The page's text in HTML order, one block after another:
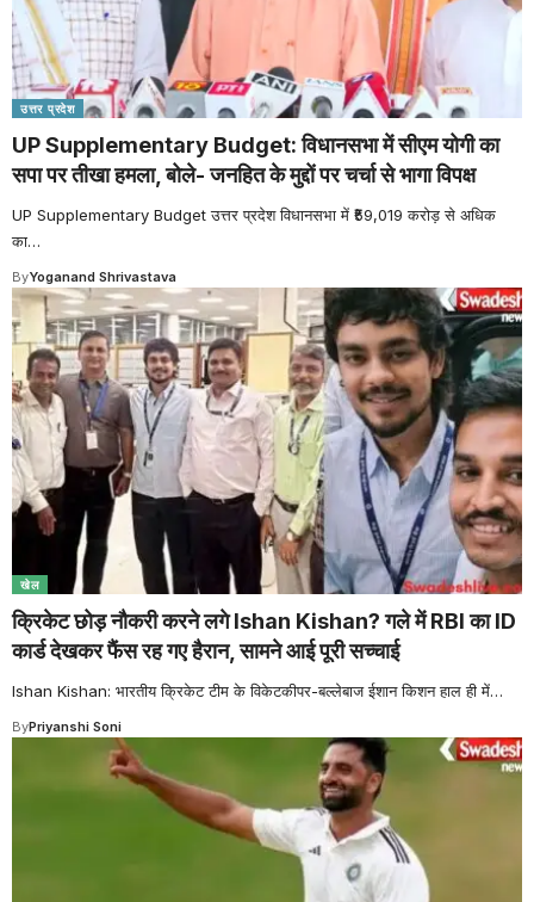
उत्तर प्रदेश
UP Supplementary Budget: विधानसभा में सीएम योगी का
सपा पर तीखा हमला, बोले- जनहित के मुद्दों पर चर्चा से भागा विपक्ष
UP Supplementary Budget उत्तर प्रदेश विधानसभा में ₹59,019 करोड़ से अधिक
का…
ByYoganand Shrivastava
खेल
क्रिकेट छोड़ नौकरी करने लगे Ishan Kishan? गले में RBI का ID
कार्ड देखकर फैंस रह गए हैरान, सामने आई पूरी सच्चाई
Ishan Kishan: भारतीय क्रिकेट टीम के विकेटकीपर-बल्लेबाज ईशान किशन हाल ही में…
ByPriyanshi Soni